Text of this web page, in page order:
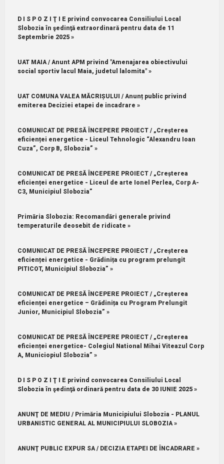
D I S P O Z I Ţ I E privind convocarea Consiliului Local
Slobozia în şedinţă extraordinară pentru data de 11
Septembrie 2025 »
UAT MAIA / Anunt APM privind "Amenajarea obiectivului
social sportiv lacul Maia, judetul lalomita" »
UAT COMUNA VALEA MĂCRIȘULUI / Anunț public privind
emiterea Deciziei etapei de incadrare »
COMUNICAT DE PRESĂ ÎNCEPERE PROIECT / „Creșterea
eficienței energetice - Liceul Tehnologic “Alexandru Ioan
Cuza”, Corp B, Slobozia” »
COMUNICAT DE PRESĂ ÎNCEPERE PROIECT / „Creșterea
eficienței energetice - Liceul de arte Ionel Perlea, Corp A-
C3, Municipiul Slobozia”
Primăria Slobozia: Recomandări generale privind
temperaturile deosebit de ridicate »
COMUNICAT DE PRESĂ ÎNCEPERE PROIECT / „Creșterea
eficienței energetice - Grădinița cu program prelungit
PITICOT, Municipiul Slobozia” »
COMUNICAT DE PRESĂ ÎNCEPERE PROIECT / „Creșterea
eficienței energetice – Grădinița cu Program Prelungit
Junior, Municipiul Slobozia” »
COMUNICAT DE PRESĂ ÎNCEPERE PROIECT / „Creșterea
eficienței energetice- Colegiul National Mihai Viteazul Corp
A, Municiopiul Slobozia” »
D I S P O Z I Ţ I E privind convocarea Consiliului Local
Slobozia în şedinţă ordinară pentru data de 30 IUNIE 2025 »
ANUNŢ DE MEDIU / Primăria Municipiului Slobozia - PLANUL
URBANISTIC GENERAL AL MUNICIPIULUI SLOBOZIA »
ANUNŢ PUBLIC EXPUR SA / DECIZIA ETAPEI DE ÎNCADRARE »